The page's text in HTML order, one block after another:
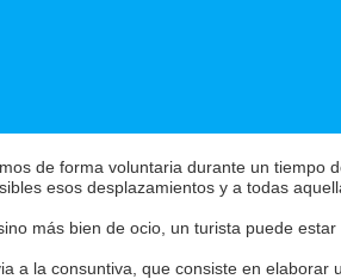
de forma voluntaria durante un
esos desplazamientos y a todas
más bien de ocio, un turista puede
a la consuntiva, que consiste en